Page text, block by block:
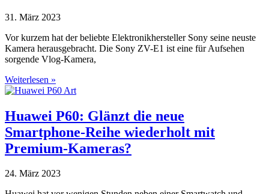
31. März 2023
Vor kurzem hat der beliebte Elektronikhersteller Sony seine neuste
Kamera herausgebracht. Die Sony ZV-E1 ist eine für Aufsehen
sorgende Vlog-Kamera,
Weiterlesen »
Huawei P60: Glänzt die neue
Smartphone-Reihe wiederholt mit
Premium-Kameras?
24. März 2023